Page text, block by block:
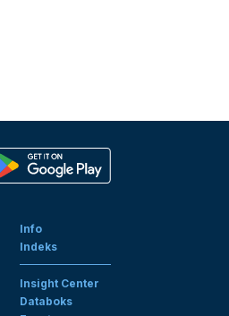
Info
Indeks
Insight Center
Databoks